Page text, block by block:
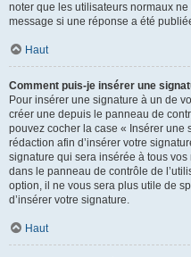
noter que les utilisateurs normaux
message si une réponse a été
Haut
Comment puis-je insérer une
Pour insérer une signature à un de
créer une depuis le panneau de
pouvez cocher la case « Insérer une
rédaction afin d’insérer votre
signature qui sera insérée à tous
dans le panneau de contrôle de
option, il ne vous sera plus utile de
d’insérer votre signature.
Haut